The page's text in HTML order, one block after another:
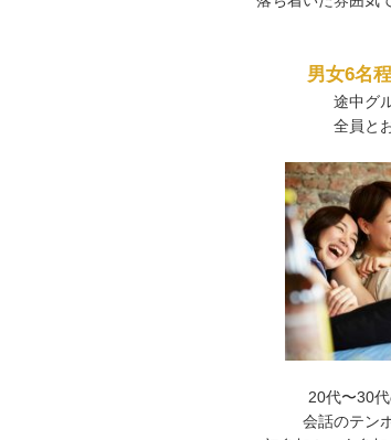
男女6名
途中グ
全員と
20代〜30
会話のテン